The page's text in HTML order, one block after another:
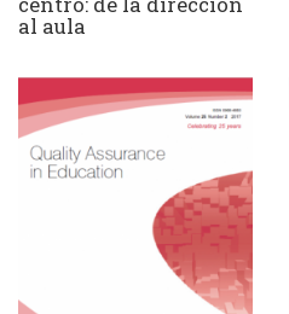
al aula